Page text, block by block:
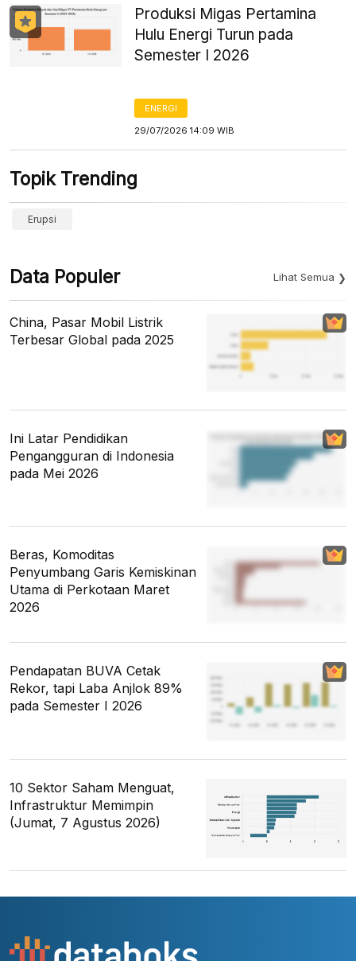
Produksi Migas Pertamina
Hulu Energi Turun pada
Semester I 2026
ENERGI
29/07/2026 14:09 WIB
Topik Trending
Erupsi
Data Populer Lihat Semua
China, Pasar Mobil Listrik
Terbesar Global pada 2025
Ini Latar Pendidikan
Pengangguran di Indonesia
pada Mei 2026
Beras, Komoditas
Penyumbang Garis Kemiskinan
Utama di Perkotaan Maret
2026
Pendapatan BUVA Cetak
Rekor, tapi Laba Anjlok 89%
pada Semester I 2026
10 Sektor Saham Menguat,
Infrastruktur Memimpin
(Jumat, 7 Agustus 2026)